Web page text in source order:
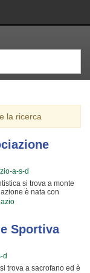
la ricerca
a-s-d
si trova a monte
è nata con
persone
ragazzi). Le loro
ed a aiutano a il
individuale
sono i più
ai corsi
ai loro iscritti. Il
questa attività
non potrete più
Sportiva
d
trova a sacrofano ed è